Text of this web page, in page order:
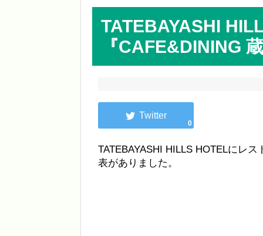
TATEBAYASHI
『CAFE&DINING
0
TATEBAYASHI HILLS HOTELにレ
表がありました。